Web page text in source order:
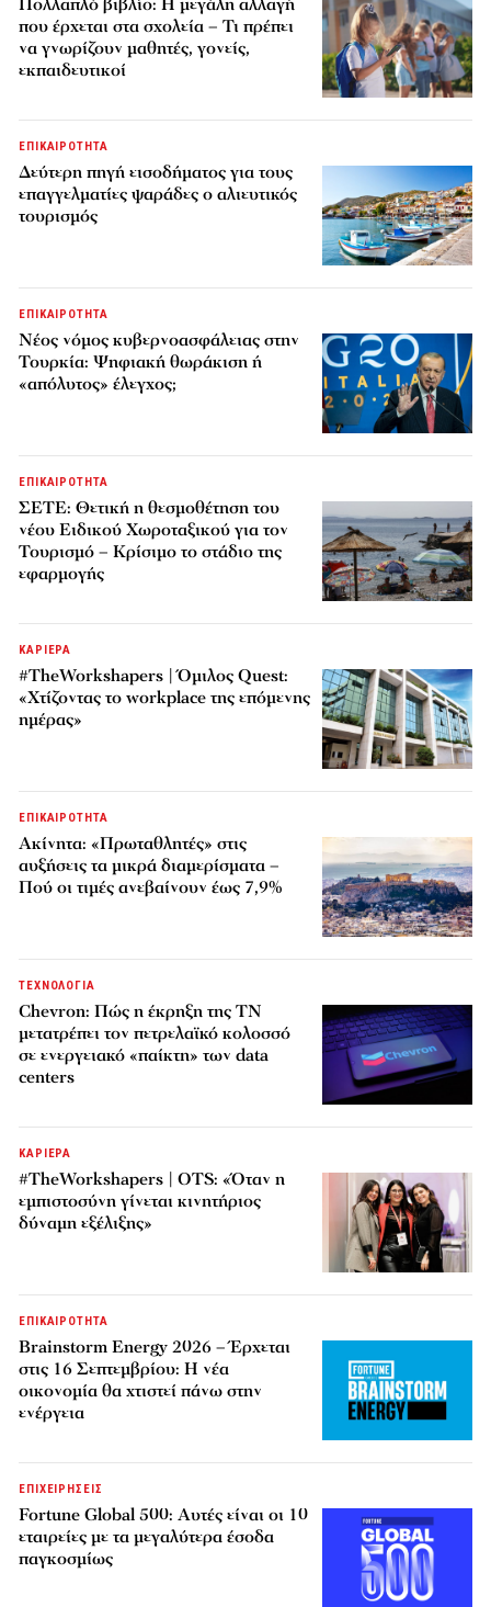
που έρχεται στα σχολεία – Τι πρέπει
να γνωρίζουν μαθητές, γονείς,
εκπαιδευτικοί
ΕΠΙΚΑΙΡΟΤΗΤΑ
Δεύτερη πηγή εισοδήματος για τους
επαγγελματίες ψαράδες ο αλιευτικός
τουρισμός
ΕΠΙΚΑΙΡΟΤΗΤΑ
Νέος νόμος κυβερνοασφάλειας στην
Τουρκία: Ψηφιακή θωράκιση ή
«απόλυτος» έλεγχος;
ΕΠΙΚΑΙΡΟΤΗΤΑ
ΣΕΤΕ: Θετική η θεσμοθέτηση του
νέου Ειδικού Χωροταξικού για τον
Τουρισμό – Κρίσιμο το στάδιο της
εφαρμογής
ΚΑΡΙΕΡΑ
#TheWorkshapers | Όμιλος Quest:
«Χτίζοντας το workplace της επόμενης
ημέρας»
ΕΠΙΚΑΙΡΟΤΗΤΑ
Ακίνητα: «Πρωταθλητές» στις
αυξήσεις τα μικρά διαμερίσματα –
Πού οι τιμές ανεβαίνουν έως 7,9%
ΤΕΧΝΟΛΟΓΙΑ
Chevron: Πώς η έκρηξη της ΤΝ
μετατρέπει τον πετρελαϊκό κολοσσό
σε ενεργειακό «παίκτη» των data
centers
ΚΑΡΙΕΡΑ
#TheWorkshapers | OTS: «Όταν η
εμπιστοσύνη γίνεται κινητήριος
δύναμη εξέλιξης»
ΕΠΙΚΑΙΡΟΤΗΤΑ
Brainstorm Energy 2026 – Έρχεται
στις 16 Σεπτεμβρίου: Η νέα
οικονομία θα χτιστεί πάνω στην
ενέργεια
ΕΠΙΧΕΙΡΗΣΕΙΣ
Fortune Global 500: Αυτές είναι οι 10
εταιρείες με τα μεγαλύτερα έσοδα
παγκοσμίως